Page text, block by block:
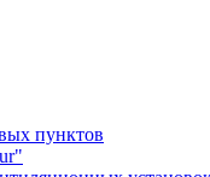
пунктов